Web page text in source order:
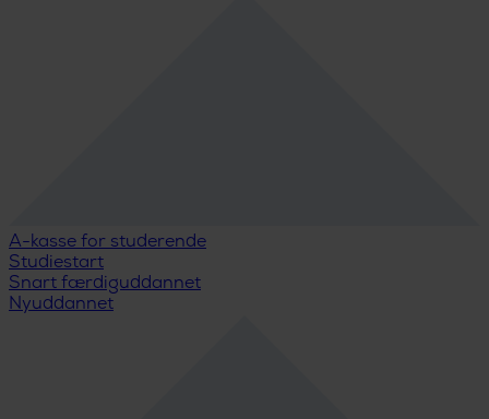
A-kasse for studerende
Studiestart
Snart færdiguddannet
Nyuddannet